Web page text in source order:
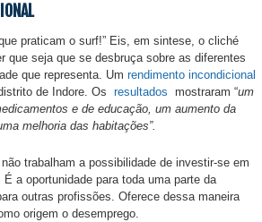
praticam o surf!” Eis, em sintese, o cliché
seja que se desbruça sobre as diferentes
que representa. Um rendimento incondicional
de Indore. Os resultados mostraram “um
e de educação, um aumento da
melhoria das habitações”.
trabalham a possibilidade de investir-se em
a oportunidade para toda uma parte da
outras profissões. Oferece dessa maneira
origem o desemprego.